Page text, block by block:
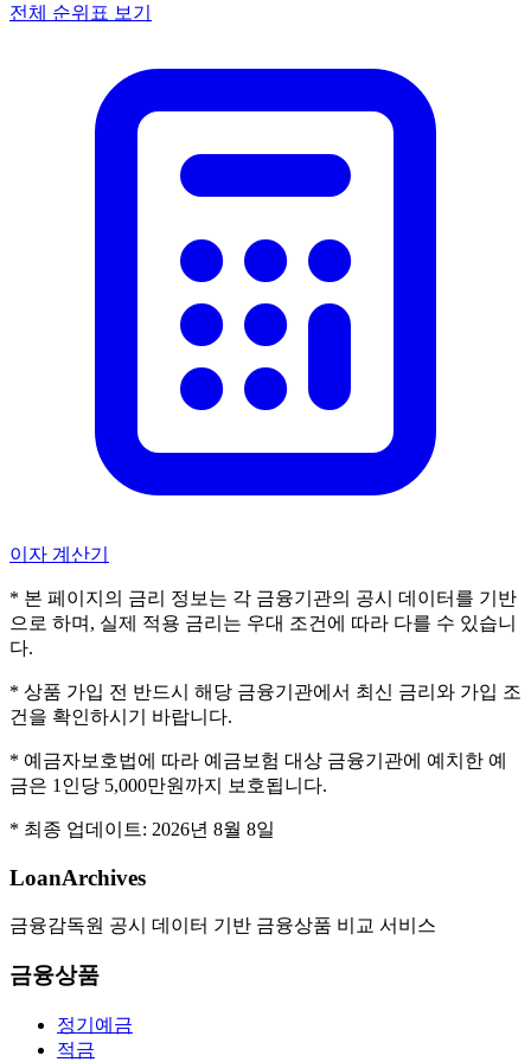
전체 순위표 보기
이자 계산기
* 본 페이지의 금리 정보는 각 금융기관의 공시 데이터를 기반
으로 하며, 실제 적용 금리는 우대 조건에 따라 다를 수 있습니
다.
* 상품 가입 전 반드시 해당 금융기관에서 최신 금리와 가입 조
건을 확인하시기 바랍니다.
* 예금자보호법에 따라 예금보험 대상 금융기관에 예치한 예
금은 1인당 5,000만원까지 보호됩니다.
* 최종 업데이트: 2026년 8월 8일
LoanArchives
금융감독원 공시 데이터 기반 금융상품 비교 서비스
금융상품
정기예금
적금